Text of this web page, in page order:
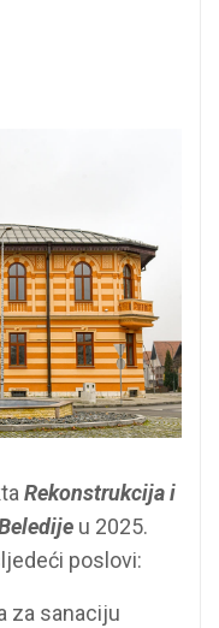
Rekonstrukcija i
u 2025.
poslovi:
za sanaciju